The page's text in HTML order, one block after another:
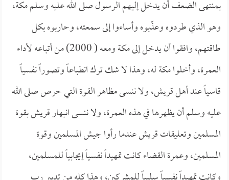
بمنتهى الضعف أن يدخل إليهم الرسول صلى الله عليه وسلم مكة،
وهو الذي طردوه وعذّبوه وأساءوا إلى سمعته، وحاربوه بكل
طاقتهم، وافقوا أن يدخل إلى مكة ومعه ( 2000) من أتباعه لأداء
العمرة، وأخلوا مكة له، وهذا لا شك ترك انطباعاً وتصوراً نفسياً
قاسياً عند أهل قريش، ولا ننسى مظاهر القوة التي حرص صلى الله
عليه وسلم أن يظهرها في هذه العمرة، ولا ننسى انبهار قريش بقوة
المسلمين وتعليقات قريش عندما رأوا جيش المسلمين وقوة
المسلمين، وعمرة القضاء كانت تمهيداً نفسياً إيجابياً للمسلمين،